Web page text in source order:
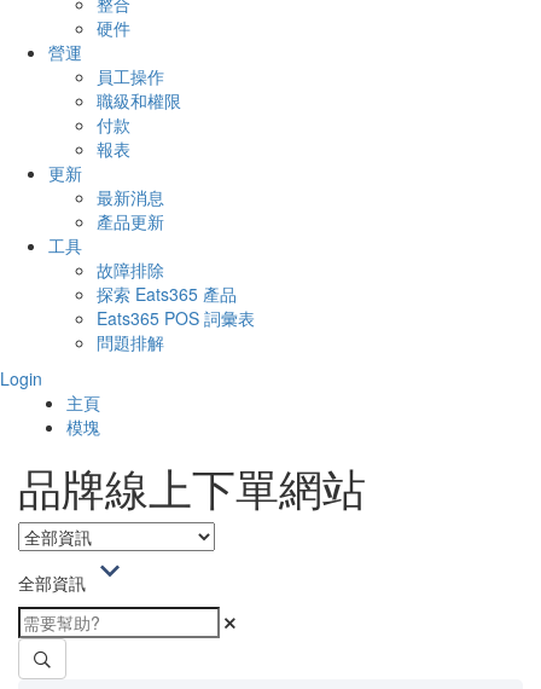
硬件
營運
員工操作
職級和權限
付款
報表
更新
最新消息
產品更新
工具
故障排除
探索 Eats365 產品
Eats365 POS 詞彙表
問題排解
Login
主頁
模塊
品牌線上下單網站
全部資訊